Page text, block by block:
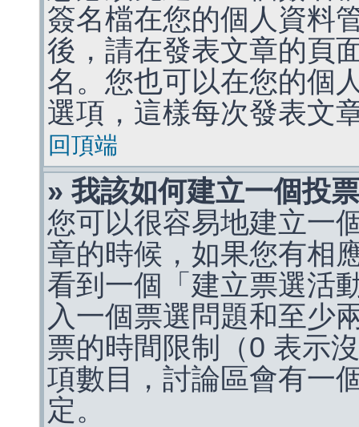
簽名檔在您的個人資料
後，請在發表文章的頁
名。您也可以在您的個
選項，這樣每次發表文
回頂端
» 我該如何建立一個投
您可以很容易地建立一
章的時候，如果您有相
看到一個「建立票選活
入一個票選問題和至少
票的時間限制（0 表示
項數目，討論區會有一
定。